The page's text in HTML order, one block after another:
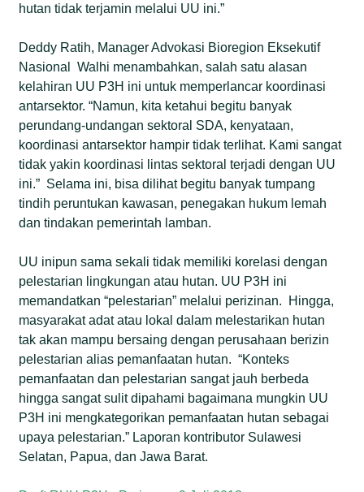
hutan tidak terjamin melalui UU ini.”
Deddy Ratih, Manager Advokasi Bioregion Eksekutif
Nasional Walhi menambahkan, salah satu alasan
kelahiran UU P3H ini untuk memperlancar koordinasi
antarsektor. “Namun, kita ketahui begitu banyak
perundang-undangan sektoral SDA, kenyataan,
koordinasi antarsektor hampir tidak terlihat. Kami sangat
tidak yakin koordinasi lintas sektoral terjadi dengan UU
ini.” Selama ini, bisa dilihat begitu banyak tumpang
tindih peruntukan kawasan, penegakan hukum lemah
dan tindakan pemerintah lamban.
UU inipun sama sekali tidak memiliki korelasi dengan
pelestarian lingkungan atau hutan. UU P3H ini
memandatkan “pelestarian” melalui perizinan. Hingga,
masyarakat adat atau lokal dalam melestarikan hutan
tak akan mampu bersaing dengan perusahaan berizin
pelestarian alias pemanfaatan hutan. “Konteks
pemanfaatan dan pelestarian sangat jauh berbeda
hingga sangat sulit dipahami bagaimana mungkin UU
P3H ini mengkategorikan pemanfaatan hutan sebagai
upaya pelestarian.” Laporan kontributor Sulawesi
Selatan, Papua, dan Jawa Barat.